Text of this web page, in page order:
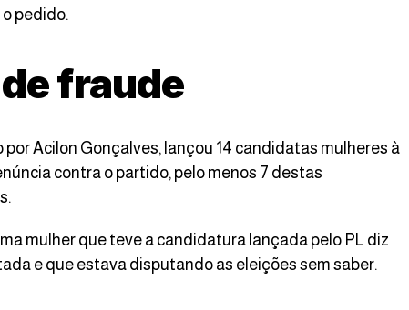
pedido.
fraude
por Acilon Gonçalves, lançou 14 candidatas mulheres à
contra o partido, pelo menos 7 destas
mulher que teve a candidatura lançada pelo PL diz
e que estava disputando as eleições sem saber.